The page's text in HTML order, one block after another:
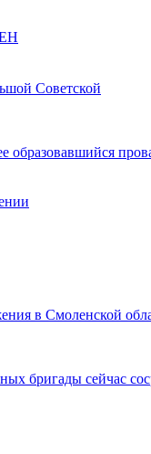
Советской
образовавшийся
в Смоленской
бригады сейчас